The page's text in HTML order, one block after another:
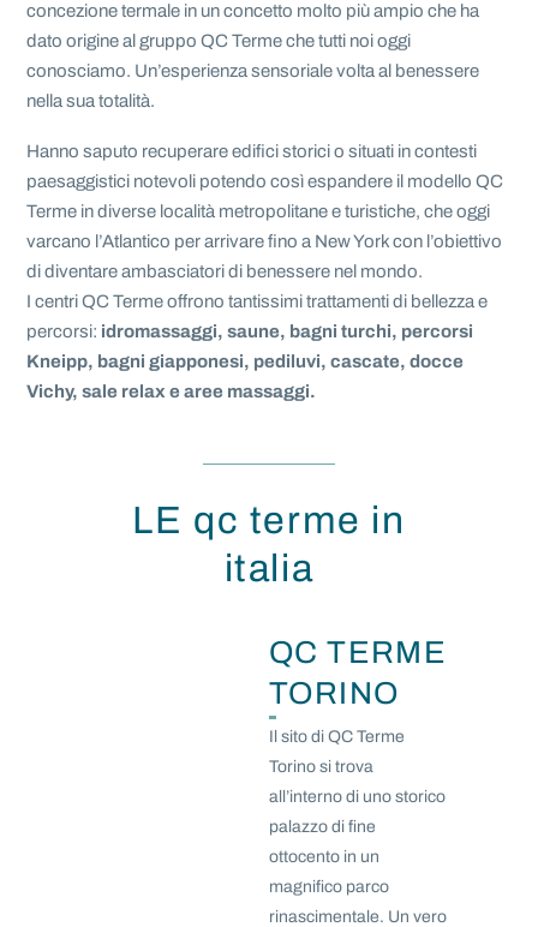
concezione termale in un concetto molto più ampio che ha
dato origine al gruppo QC Terme che tutti noi oggi
conosciamo. Un’esperienza sensoriale volta al benessere
nella sua totalità.
Hanno saputo recuperare edifici storici o situati in contesti
paesaggistici notevoli potendo così espandere il modello QC
Terme in diverse località metropolitane e turistiche, che oggi
varcano l’Atlantico per arrivare fino a New York con l’obiettivo
di diventare ambasciatori di benessere nel mondo.
I centri QC Terme offrono tantissimi trattamenti di bellezza e
percorsi: idromassaggi, saune, bagni turchi, percorsi
Kneipp, bagni giapponesi, pediluvi, cascate, docce
Vichy, sale relax e aree massaggi.
LE qc terme in
italia
QC TERME
TORINO
Il sito di QC Terme
Torino si trova
all’interno di uno storico
palazzo di fine
ottocento in un
magnifico parco
rinascimentale. Un vero